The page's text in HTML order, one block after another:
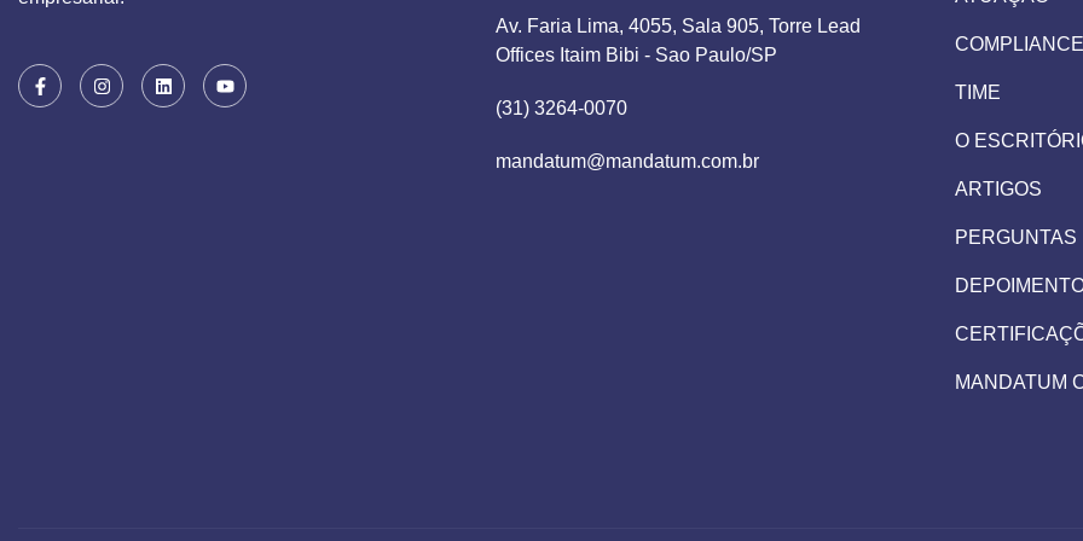
Av. Faria Lima, 4055, Sala 905, Torre Lead
Offices Itaim Bibi - Sao Paulo/SP
(31) 3264-0070
mandatum@mandatum.com.br
COMPLIANCE
TIME
O
ARTIGOS
PERGUNTAS
MANDATUM